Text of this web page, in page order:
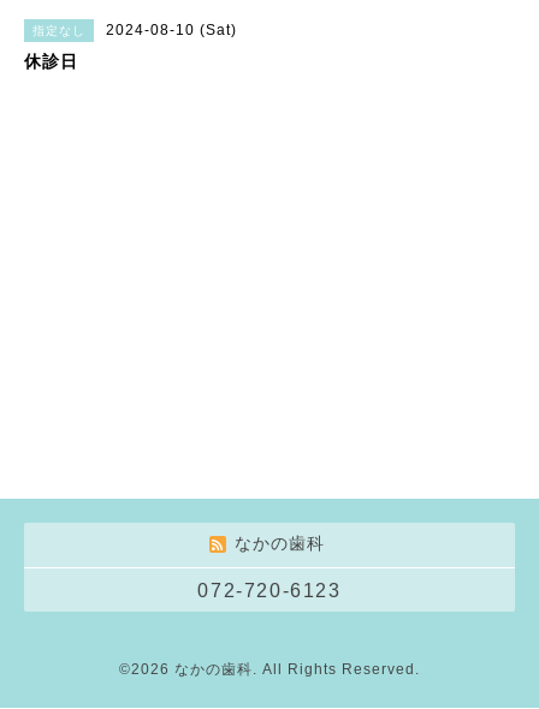
指定なし 2024-08-10 (Sat)
休診日
なかの歯科
072-720-6123
©2026 なかの歯科. All Rights Reserved.